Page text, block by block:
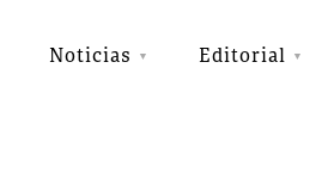
Noticias Editorial